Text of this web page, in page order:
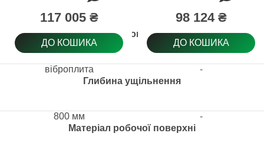
Тип товару
Глибина ущільнення
Матеріал робочої поверхні
117 005 ₴
ДО КОШИКА
віброплита
800 мм
98 124 ₴
ДО КОШИКА
-
-